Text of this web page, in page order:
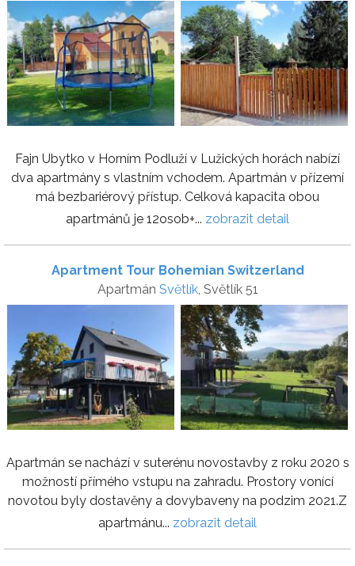
Fajn Ubytko v Horním Podluží v Lužických horách nabízí
dva apartmány s vlastním vchodem. Apartmán v přízemí
má bezbariérový přístup. Celková kapacita obou
apartmánů je 12osob+... zobrazit detail
Apartment Tour Bohemian Switzerland
Apartmán Světlík, Světlík 51
Apartmán se nachází v suterénu novostavby z roku 2020 s
možností přímého vstupu na zahradu. Prostory vonící
novotou byly dostavěny a dovybaveny na podzim 2021.Z
apartmánu... zobrazit detail